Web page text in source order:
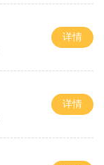
详情
详情